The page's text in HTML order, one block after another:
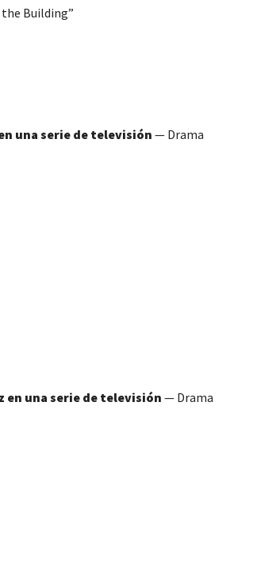
the Building”
una serie de televisión — Drama
en una serie de televisión — Drama